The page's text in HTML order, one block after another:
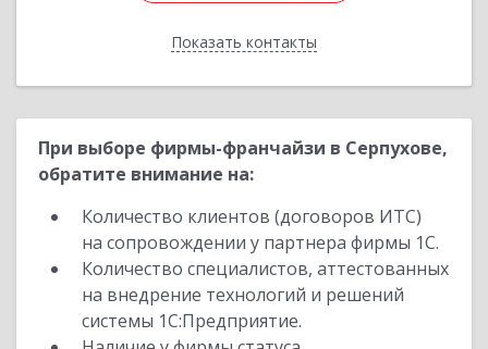
Показать контакты
Назад
При выборе фирмы-франчайзи в Серпухове,
обратите внимание на:
Количество клиентов (договоров ИТС)
на сопровождении у партнера фирмы 1С.
Количество специалистов, аттестованных
на внедрение технологий и решений
системы 1С:Предприятие.